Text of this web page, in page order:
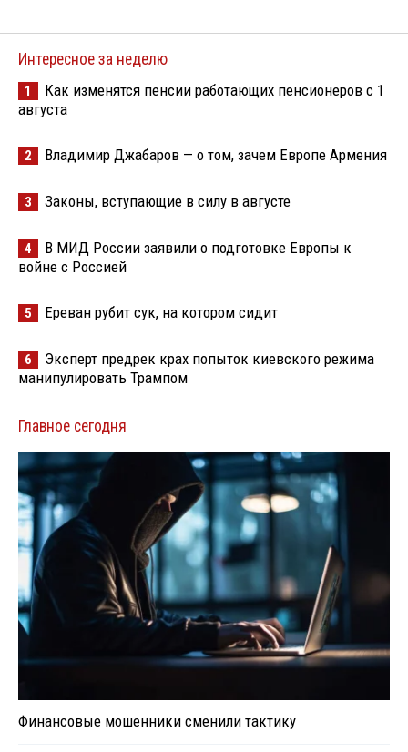
Интересное за неделю
1
Как изменятся пенсии работающих пенсионеров с 1
августа
2 Владимир Джабаров — о том, зачем Европе Армения
3 Законы, вступающие в силу в августе
4
В МИД России заявили о подготовке Европы к
войне с Россией
5 Ереван рубит сук, на котором сидит
6
Эксперт предрек крах попыток киевского режима
манипулировать Трампом
Главное сегодня
Финансовые мошенники сменили тактику